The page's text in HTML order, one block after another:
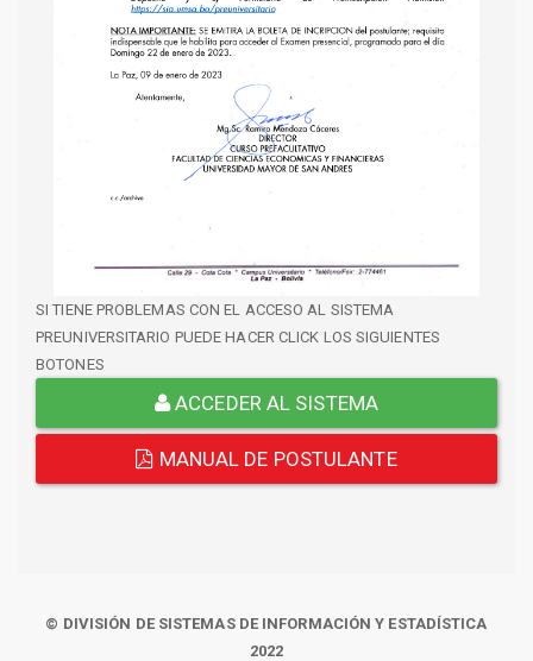
SI TIENE PROBLEMAS CON EL ACCESO AL SISTEMA
PREUNIVERSITARIO PUEDE HACER CLICK LOS SIGUIENTES
BOTONES
ACCEDER AL SISTEMA
MANUAL DE POSTULANTE
© DIVISIÓN DE SISTEMAS DE INFORMACIÓN Y ESTADÍSTICA
2022